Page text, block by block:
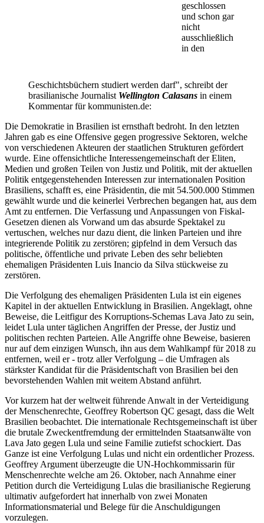
geschlossen
und schon gar
nicht
ausschließlich
in den
Geschichtsbüchern studiert werden darf", schreibt der
brasilianische Journalist Wellington Calasans in einem
Kommentar für kommunisten.de:
Die Demokratie in Brasilien ist ernsthaft bedroht. In den letzten
Jahren gab es eine Offensive gegen progressive Sektoren, welche
von verschiedenen Akteuren der staatlichen Strukturen gefördert
wurde. Eine offensichtliche Interessengemeinschaft der Eliten,
Medien und großen Teilen von Justiz und Politik, mit der aktuellen
Politik entgegenstehenden Interessen zur internationalen Position
Brasiliens, schafft es, eine Präsidentin, die mit 54.500.000 Stimmen
gewählt wurde und die keinerlei Verbrechen begangen hat, aus dem
Amt zu entfernen. Die Verfassung und Anpassungen von Fiskal-
Gesetzen dienen als Vorwand um das absurde Spektakel zu
vertuschen, welches nur dazu dient, die linken Parteien und ihre
integrierende Politik zu zerstören; gipfelnd in dem Versuch das
politische, öffentliche und private Leben des sehr beliebten
ehemaligen Präsidenten Luis Inancio da Silva stückweise zu
zerstören.
Die Verfolgung des ehemaligen Präsidenten Lula ist ein eigenes
Kapitel in der aktuellen Entwicklung in Brasilien. Angeklagt, ohne
Beweise, die Leitfigur des Korruptions-Schemas Lava Jato zu sein,
leidet Lula unter täglichen Angriffen der Presse, der Justiz und
politischen rechten Parteien. Alle Angriffe ohne Beweise, basieren
nur auf dem einzigen Wunsch, ihn aus dem Wahlkampf für 2018 zu
entfernen, weil er - trotz aller Verfolgung – die Umfragen als
stärkster Kandidat für die Präsidentschaft von Brasilien bei den
bevorstehenden Wahlen mit weitem Abstand anführt.
Vor kurzem hat der weltweit führende Anwalt in der Verteidigung
der Menschenrechte, Geoffrey Robertson QC gesagt, dass die Welt
Brasilien beobachtet. Die internationale Rechtsgemeinschaft ist über
die brutale Zweckentfremdung der ermittelnden Staatsanwälte von
Lava Jato gegen Lula und seine Familie zutiefst schockiert. Das
Ganze ist eine Verfolgung Lulas und nicht ein ordentlicher Prozess.
Geoffrey Argument überzeugte die UN-Hochkommissarin für
Menschenrechte welche am 26. Oktober, nach Annahme einer
Petition durch die Verteidigung Lulas die brasilianische Regierung
ultimativ aufgefordert hat innerhalb von zwei Monaten
Informationsmaterial und Belege für die Anschuldigungen
vorzulegen.